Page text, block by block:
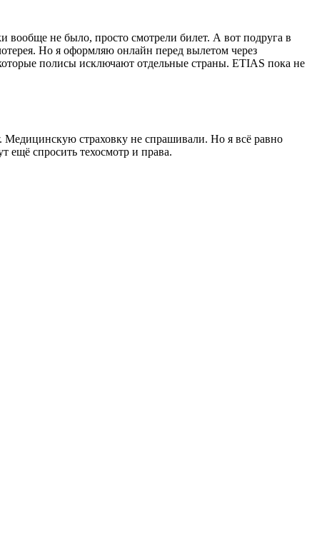
вообще не было, просто смотрели билет. А вот подруга в
Но я оформляю онлайн перед вылетом через
полисы исключают отдельные страны. ETIAS пока не
страховку не спрашивали. Но я всё равно
ещё спросить техосмотр и права.